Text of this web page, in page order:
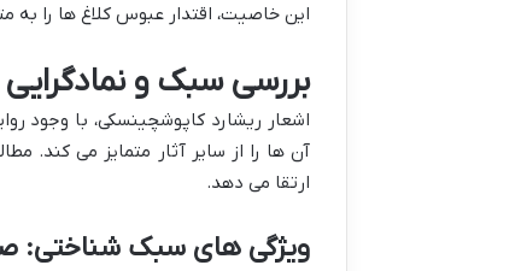
این خاصیت، اقتدار عبوس کلاغ ها را به
بررسی سبک و
اشعار ریشارد کاپوشچینسکی، با وجود
آن ها را از سایر آثار متمایز می کند.
ارتقا می دهد.
ویژگی های سبک شناختی: